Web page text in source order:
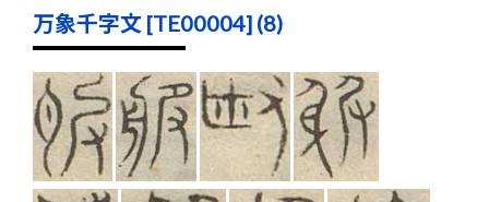
万象千字文 [TE00004] (8)